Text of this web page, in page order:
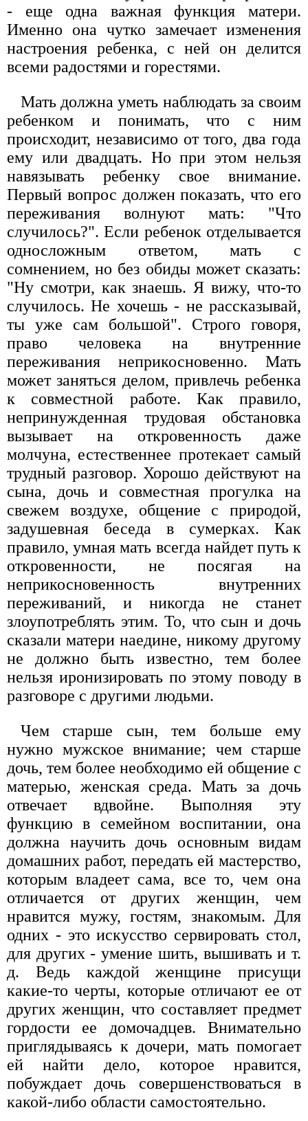
- еще одна важная функция матери.
Именно она чутко замечает изменения
настроения ребенка, с ней он делится
всеми радостями и горестями.
Мать должна уметь наблюдать за своим
ребенком и понимать, что с ним
происходит, независимо от того, два года
ему или двадцать. Но при этом нельзя
навязывать ребенку свое внимание.
Первый вопрос должен показать, что его
переживания волнуют мать: "Что
случилось?". Если ребенок отделывается
односложным ответом, мать с
сомнением, но без обиды может сказать:
"Ну смотри, как знаешь. Я вижу, что-то
случилось. Не хочешь - не рассказывай,
ты уже сам большой". Строго говоря,
право человека на внутренние
переживания неприкосновенно. Мать
может заняться делом, привлечь ребенка
к совместной работе. Как правило,
непринужденная трудовая обстановка
вызывает на откровенность даже
молчуна, естественнее протекает самый
трудный разговор. Хорошо действуют на
сына, дочь и совместная прогулка на
свежем воздухе, общение с природой,
задушевная беседа в сумерках. Как
правило, умная мать всегда найдет путь к
откровенности, не посягая на
неприкосновенность внутренних
переживаний, и никогда не станет
злоупотреблять этим. То, что сын и дочь
сказали матери наедине, никому другому
не должно быть известно, тем более
нельзя иронизировать по этому поводу в
разговоре с другими людьми.
Чем старше сын, тем больше ему
нужно мужское внимание; чем старше
дочь, тем более необходимо ей общение с
матерью, женская среда. Мать за дочь
отвечает вдвойне. Выполняя эту
функцию в семейном воспитании, она
должна научить дочь основным видам
домашних работ, передать ей мастерство,
которым владеет сама, все то, чем она
отличается от других женщин, чем
нравится мужу, гостям, знакомым. Для
одних - это искусство сервировать стол,
для других - умение шить, вышивать и т.
д. Ведь каждой женщине присущи
какие-то черты, которые отличают ее от
других женщин, что составляет предмет
гордости ее домочадцев. Внимательно
приглядываясь к дочери, мать помогает
ей найти дело, которое нравится,
побуждает дочь совершенствоваться в
какой-либо области самостоятельно.